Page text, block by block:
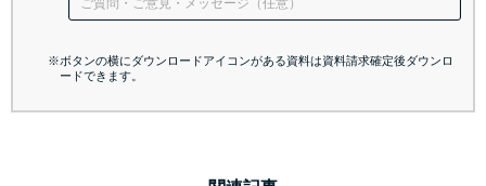
※ボタンの横にダウンロードアイコンがある資料は資料請求確定後ダウンロ
ードできます。